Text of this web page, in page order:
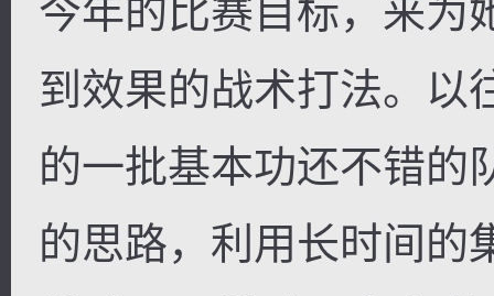
今年的比赛目标，来为
到效果的战术打法。以
的一批基本功还不错的
的思路，利用长时间的